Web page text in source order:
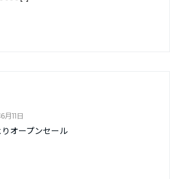
月11日
オープンセール